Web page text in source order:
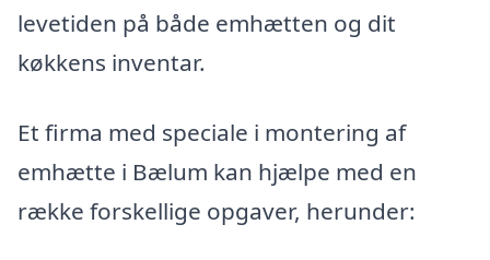
levetiden på både emhætten og dit
køkkens inventar.
Et firma med speciale i montering af
emhætte i Bælum kan hjælpe med en
række forskellige opgaver, herunder: